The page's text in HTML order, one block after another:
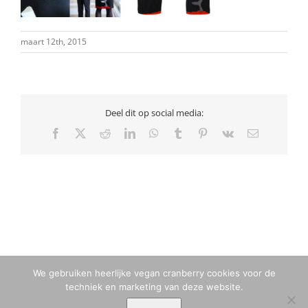
maart 12th, 2015
Deel dit op social media:
Facebook RedditLinkedInWhatsApp
Tumblr Pinterest
Vk
E-
We gebruiken heerlijke vegan cranberry cookies voor de
techniek en marketing van deze website.